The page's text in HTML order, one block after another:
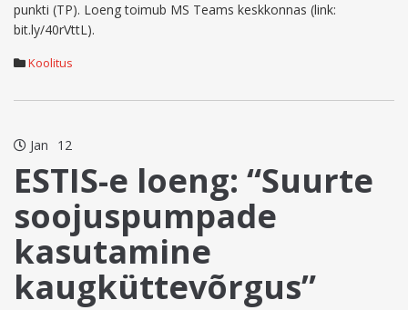
punkti (TP). Loeng toimub MS Teams keskkonnas (link:
bit.ly/40rVttL).
Koolitus
Jan 12
ESTIS-e loeng: “Suurte
soojuspumpade
kasutamine
kaugküttevõrgus”